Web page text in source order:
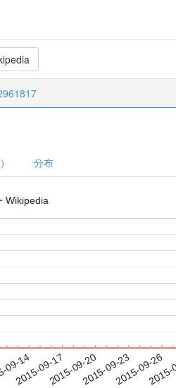
分布
Wikipedia
14
2015-09-172015-09-202015-09-232015-09-26